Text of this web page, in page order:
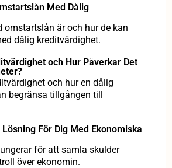
Med Dålig
omstartslån är och hur de kan
dålig kreditvärdighet.
och Hur Påverkar Det
och hur en dålig
begränsa tillgången till
För Dig Med Ekonomiska
för att samla skulder
över ekonomin.